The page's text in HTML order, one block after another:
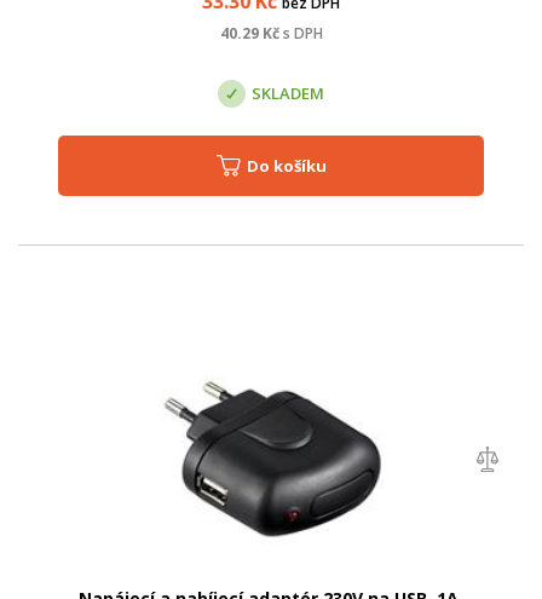
40.29Kč s DPH
SKLADEM
Do košíku